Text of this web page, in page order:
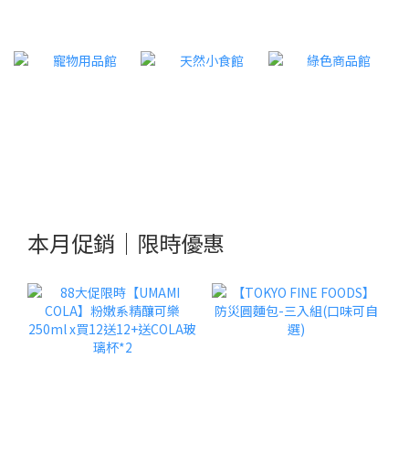
本月促銷｜限時優惠